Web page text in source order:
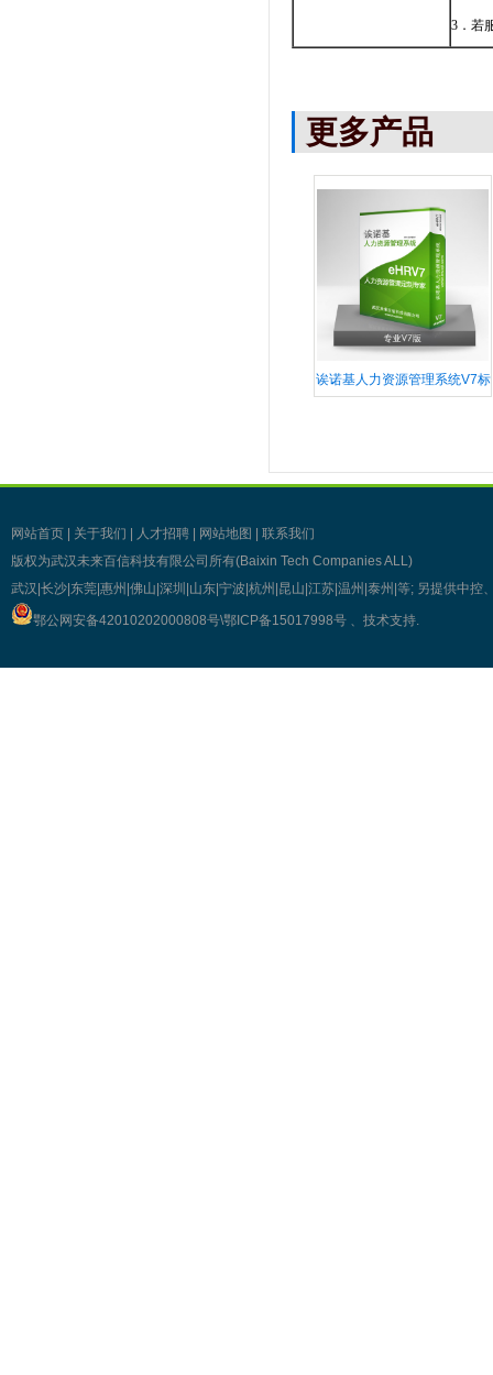
3．若
更多产品
诶诺基人力资源管理系统V7标
网站首页 关于我们 人才招聘 网站地图
联系我们
版权为武汉未来百信科技有限公司所有(Baixin Tech Companies ALL)
武汉|长沙|东莞|惠州|佛山|深圳|山东|宁波|杭州|昆山|江苏|温州|泰州|等; 另提供中控
鄂公网安备42010202000808号\鄂ICP备15017998号 、技术支持.